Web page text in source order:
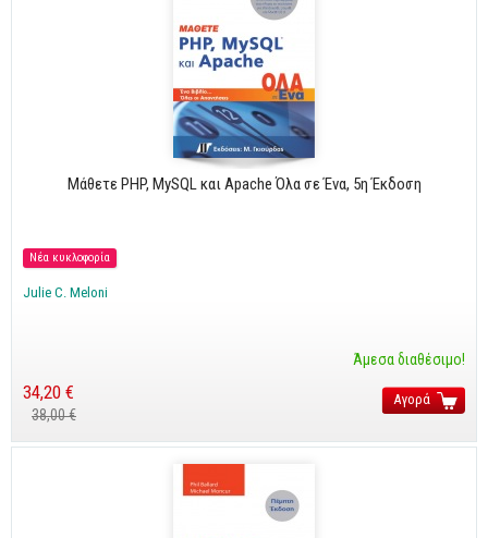
Μάθετε PHP, MySQL και Apache Όλα σε Ένα, 5η Έκδοση
Νέα κυκλοφορία
Julie C. Meloni
Άμεσα διαθέσιμο!
34,20 €
38,00 €
Αγορά